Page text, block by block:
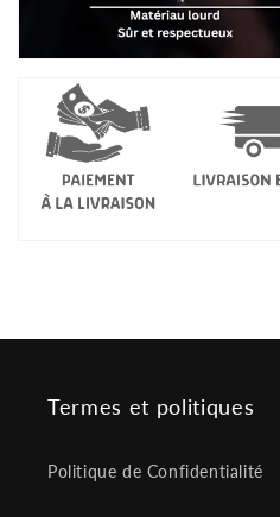
Termes et politiques
Politique de Confidentialité